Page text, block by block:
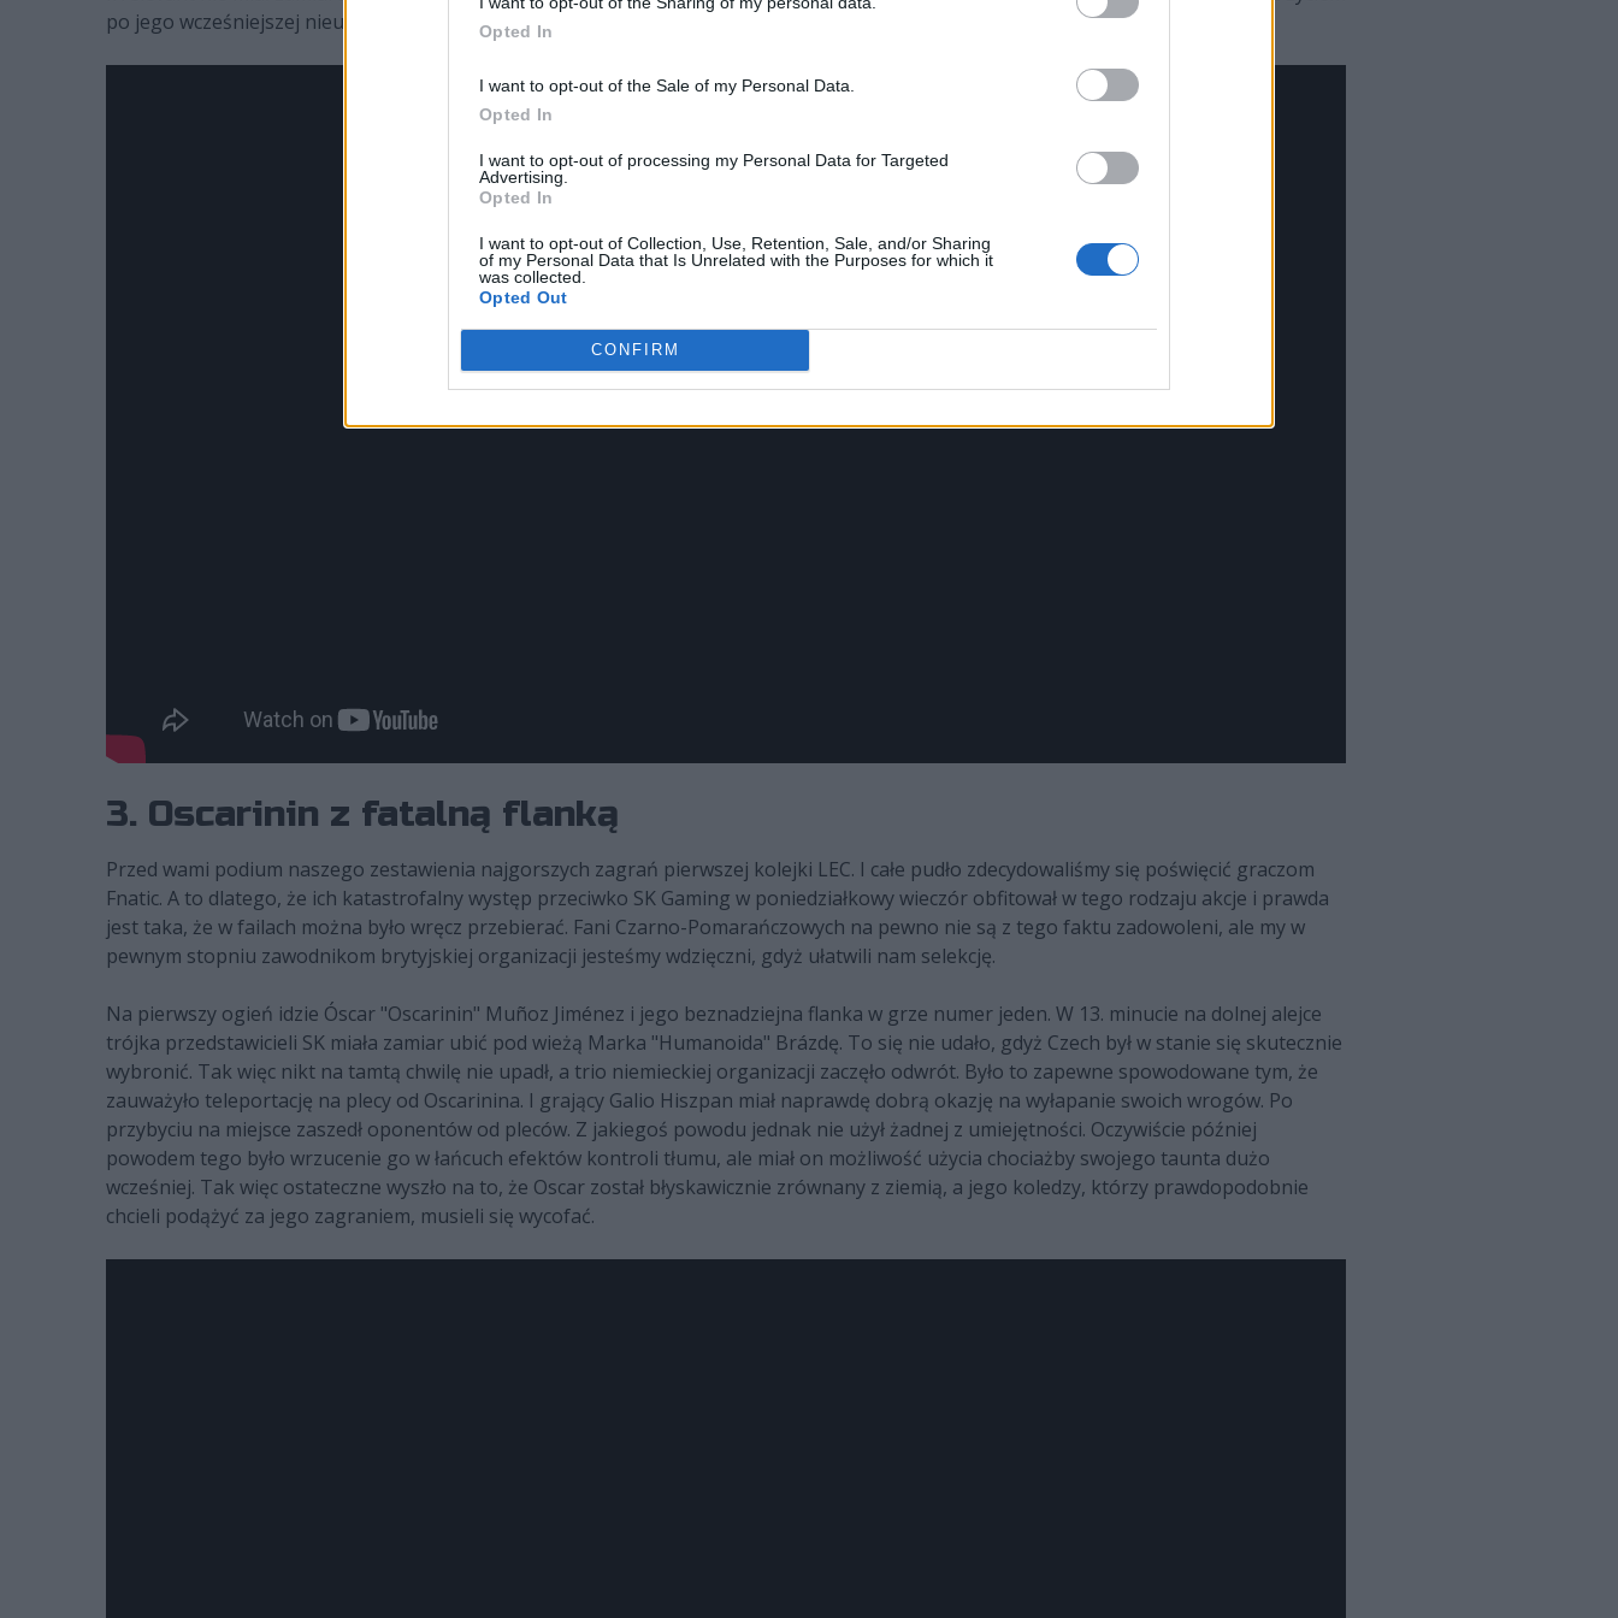
Opted In
I want to opt-out of the Sale of my Personal Data.
Opted In
I want to opt-out of processing my Personal Data for Targeted
Advertising.
Opted In
I want to opt-out of Collection, Use, Retention, Sale, and/or Sharing
of my Personal Data that Is Unrelated with the Purposes for which it
was collected.
Opted Out
CONFIRM
po jego wcześniejszej nieudolnej ucieczce.
3. Oscarinin z fatalną flanką
Przed wami podium naszego zestawienia najgorszych zagrań pierwszej kolejki LEC. I całe pudło zdecydowaliśmy się poświęcić graczom
Fnatic. A to dlatego, że ich katastrofalny występ przeciwko SK Gaming w poniedziałkowy wieczór obfitował w tego rodzaju akcje i prawda
jest taka, że w failach można było wręcz przebierać. Fani Czarno-Pomarańczowych na pewno nie są z tego faktu zadowoleni, ale my w
pewnym stopniu zawodnikom brytyjskiej organizacji jesteśmy wdzięczni, gdyż ułatwili nam selekcję.
Na pierwszy ogień idzie Óscar "Oscarinin" Muñoz Jiménez i jego beznadziejna flanka w grze numer jeden. W 13. minucie na dolnej alejce
trójka przedstawicieli SK miała zamiar ubić pod wieżą Marka "Humanoida" Brázdę. To się nie udało, gdyż Czech był w stanie się skutecznie
wybronić. Tak więc nikt na tamtą chwilę nie upadł, a trio niemieckiej organizacji zaczęło odwrót. Było to zapewne spowodowane tym, że
zauważyło teleportację na plecy od Oscarinina. I grający Galio Hiszpan miał naprawdę dobrą okazję na wyłapanie swoich wrogów. Po
przybyciu na miejsce zaszedł oponentów od pleców. Z jakiegoś powodu jednak nie użył żadnej z umiejętności. Oczywiście później
powodem tego było wrzucenie go w łańcuch efektów kontroli tłumu, ale miał on możliwość użycia chociażby swojego taunta dużo
wcześniej. Tak więc ostateczne wyszło na to, że Oscar został błyskawicznie zrównany z ziemią, a jego koledzy, którzy prawdopodobnie
chcieli podążyć za jego zagraniem, musieli się wycofać.